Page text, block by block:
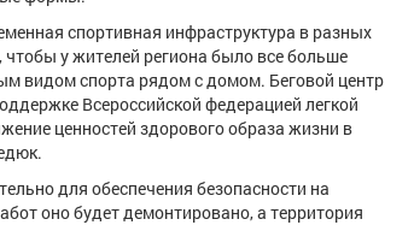
спортивная инфраструктура в разных
у жителей региона было все больше
видом спорта рядом с домом. Беговой центр
Всероссийской федерацией легкой
ценностей здорового образа жизни в
для обеспечения безопасности на
оно будет демонтировано, а территория